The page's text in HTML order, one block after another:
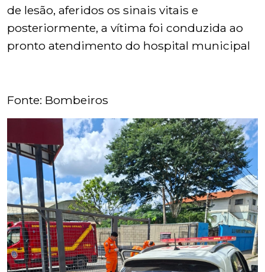
de lesão, aferidos os sinais vitais e
posteriormente, a vítima foi conduzida ao
pronto atendimento do hospital municipal
Fonte: Bombeiros